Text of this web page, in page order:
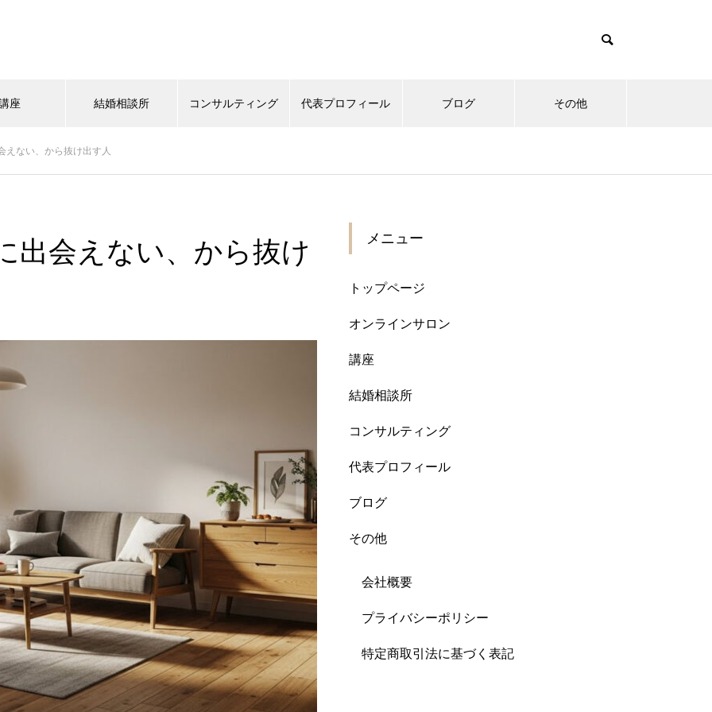
座 結婚相談所 コンサルティング 代表プロフィール ブログ その他
えない、から抜け出す人
出会えない、から抜け メニュー
トップページ
オンラインサロン
講座
結婚相談所
コンサルティング
代表プロフィール
ブログ
その他
会社概要
プライバシーポリシー
特定商取引法に基づく表記